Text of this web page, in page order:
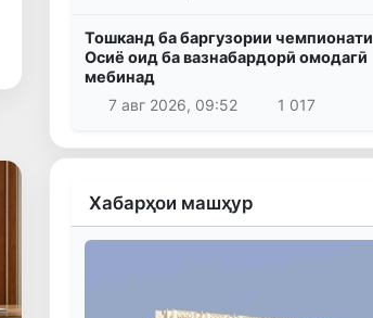
Тошканд ба баргузории чемпионати
Осиё оид ба вазнабардорӣ омодагӣ
мебинад
7 авг 2026, 09:52
1 017
Хабарҳои машҳур